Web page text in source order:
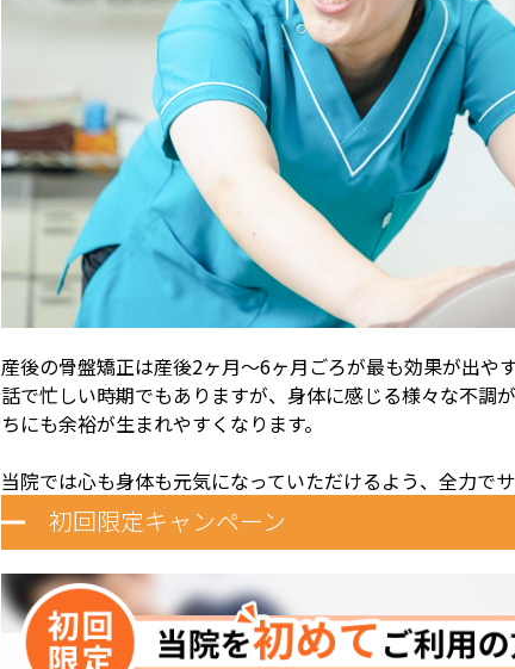
産後の骨盤矯正は産後2ヶ月～6ヶ月ごろが最も効果が出や
話で忙しい時期でもありますが、身体に感じる様々な不調
ちにも余裕が生まれやすくなります。
当院では心も身体も元気になっていただけるよう、全力でサ
初回限定キャンペーン